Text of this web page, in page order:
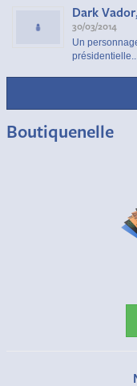
Dark
30/03/2014
Un
Boutiquenelle